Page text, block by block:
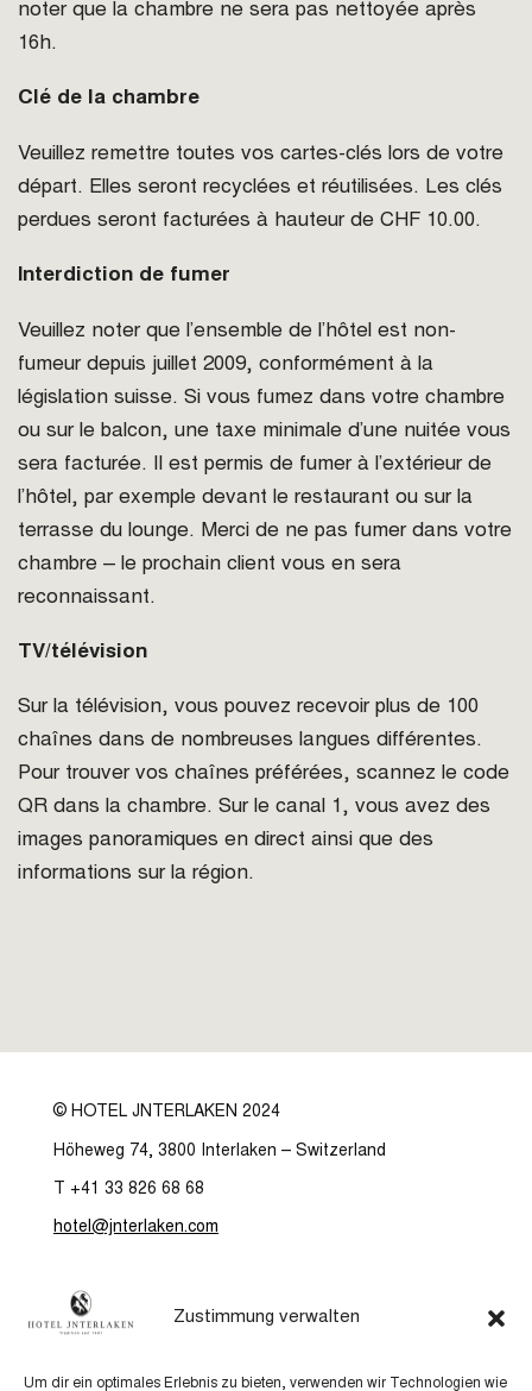
Zustimmung verwalten
Um dir ein optimales Erlebnis zu bieten, verwenden wir Technologien wie
noter que la chambre ne sera pas nettoyée après
16h.
Clé de la chambre
Veuillez remettre toutes vos cartes-clés lors de votre
départ. Elles seront recyclées et réutilisées. Les clés
perdues seront facturées à hauteur de CHF 10.00.
Interdiction de fumer
Veuillez noter que l’ensemble de l’hôtel est non-
fumeur depuis juillet 2009, conformément à la
législation suisse. Si vous fumez dans votre chambre
ou sur le balcon, une taxe minimale d’une nuitée vous
sera facturée. Il est permis de fumer à l’extérieur de
l’hôtel, par exemple devant le restaurant ou sur la
terrasse du lounge. Merci de ne pas fumer dans votre
chambre – le prochain client vous en sera
reconnaissant.
TV/télévision
Sur la télévision, vous pouvez recevoir plus de 100
chaînes dans de nombreuses langues différentes.
Pour trouver vos chaînes préférées, scannez le code
QR dans la chambre. Sur le canal 1, vous avez des
images panoramiques en direct ainsi que des
informations sur la région.
© HOTEL JNTERLAKEN 2024
Höheweg 74, 3800 Interlaken – Switzerland
T +41 33 826 68 68
hotel@jnterlaken.com
Hôtel
Paquets de soins
Arrivée
CGV